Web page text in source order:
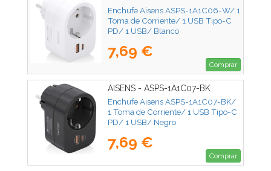
Enchufe Aisens ASPS-1A1C06-W/ 1
Toma de Corriente/ 1 USB Tipo-C
PD/ 1 USB/ Blanco
7,69 €
Comprar
AISENS - ASPS-1A1C07-BK
Enchufe Aisens ASPS-1A1C07-BK/
1 Toma de Corriente/ 1 USB Tipo-C
PD/ 1 USB/ Negro
7,69 €
Comprar